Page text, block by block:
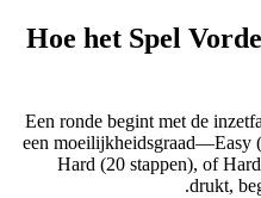
3. Hoe het Spel
Een ronde begint met de
een moeilijkheidsgraad—Easy
Hard (20 stappen), of
drukt,